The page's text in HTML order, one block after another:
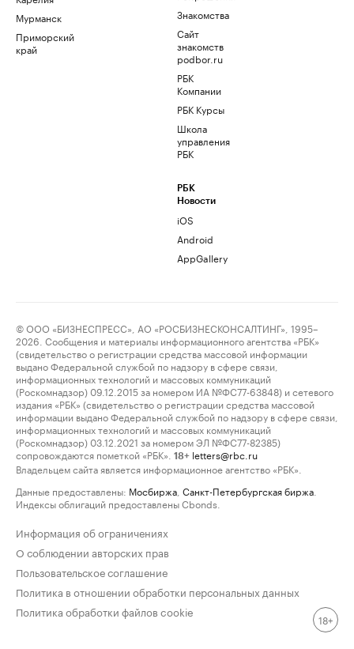
Мурманск
Приморский
край
Знакомства
Сайт
знакомств
podbor.ru
РБК
Компании
РБК Курсы
Школа
управления
РБК
РБК
Новости
iOS
Android
AppGallery
© ООО «БИЗНЕСПРЕСС», АО «РОСБИЗНЕСКОНСАЛТИНГ», 1995–
2026. Сообщения и материалы информационного агентства «РБК»
(свидетельство о регистрации средства массовой информации
выдано Федеральной службой по надзору в сфере связи,
информационных технологий и массовых коммуникаций
(Роскомнадзор) 09.12.2015 за номером ИА №ФС77-63848) и сетевого
издания «РБК» (свидетельство о регистрации средства массовой
информации выдано Федеральной службой по надзору в сфере связи,
информационных технологий и массовых коммуникаций
(Роскомнадзор) 03.12.2021 за номером ЭЛ №ФС77-82385)
сопровождаются пометкой «РБК».
18+ letters@rbc.ru
Владельцем сайта является информационное агентство «РБК».
Данные предоставлены: Мосбиржа Санкт-Петербургская биржа
Индексы облигаций предоставлены Cbonds.
Информация об ограничениях
О соблюдении авторских прав
Пользовательское соглашение
Политика в отношении обработки персональных данных
Политика обработки файлов cookie
18+